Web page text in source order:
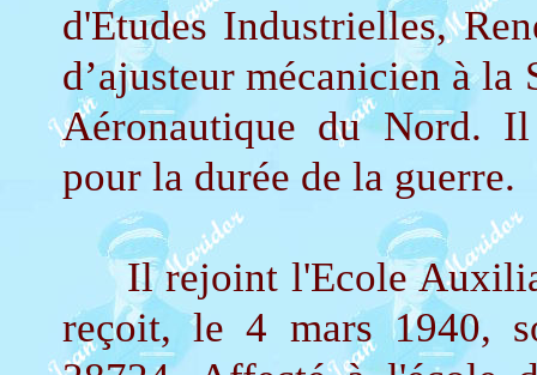
d'Etudes Industrielles,
d’ajusteur mécanicien à
Aéronautique du Nord.
pour la durée de la guerre.
Il rejoint l'Ecole
reçoit, le 4 mars 1940,